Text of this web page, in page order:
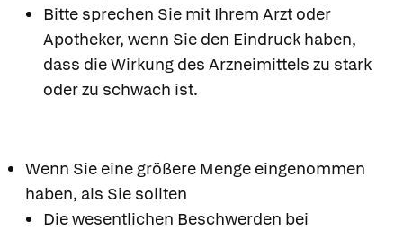
Bitte sprechen Sie mit Ihrem Arzt oder
Apotheker, wenn Sie den Eindruck haben,
dass die Wirkung des Arzneimittels zu stark
oder zu schwach ist.
Wenn Sie eine größere Menge eingenommen
haben, als Sie sollten
Die wesentlichen Beschwerden bei